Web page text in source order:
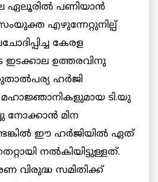
ഏലൂരില്‍ പണിയാന്‍
എഴുന്നേറ്റുനില്പ്
കേരള
ഉത്തരവിനു
ഹര്‍ജി
ടി.യു
നോക്കാന്‍ മിന
ഈ ഹര്‍ജിയില്‍ ഏത്
നല്‍കിയിട്ടുള്ളത്.
വിരുദ്ധ സമിതിക്ക്